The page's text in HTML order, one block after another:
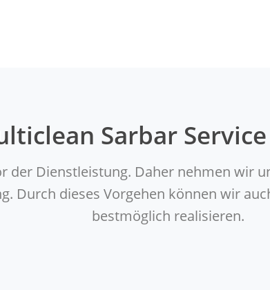
Sarbar
der Dienstleistung. Daher nehmen wir
Durch dieses Vorgehen können wir
bestmöglich realisieren.